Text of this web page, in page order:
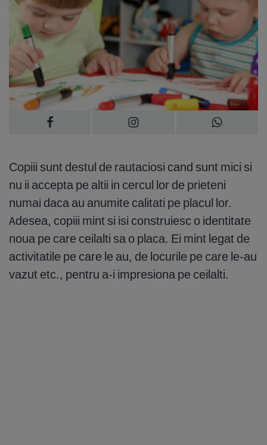
Copiii sunt destul de rautaciosi cand sunt mici si
nu ii accepta pe altii in cercul lor de prieteni
numai daca au anumite calitati pe placul lor.
Adesea, copiii mint si isi construiesc o identitate
noua pe care ceilalti sa o placa. Ei mint legat de
activitatile pe care le au, de locurile pe care le-au
vazut etc., pentru a-i impresiona pe ceilalti.